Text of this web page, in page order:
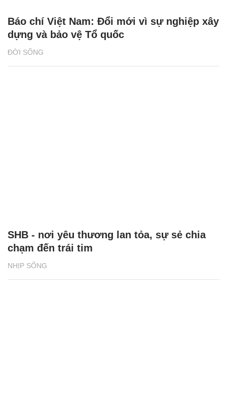
ĐỜI SỐNG
Báo chí Việt Nam: Đổi mới vì sự nghiệp xây
dựng và bảo vệ Tổ quốc
NHỊP SỐNG
SHB - nơi yêu thương lan tỏa, sự sẻ chia
chạm đến trái tim